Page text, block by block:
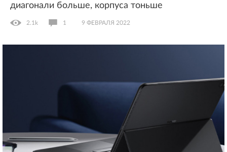
диагонали больше, корпуса тоньше
2.1k 1 9 ФЕВРАЛЯ 2022